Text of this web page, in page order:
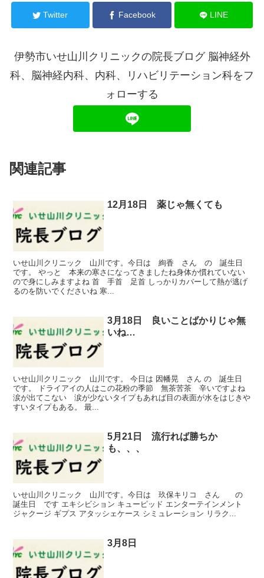
Twitter Facebook LINE
伊勢市いせ山川クリニックの院長ブログ 脳神経外
科、脳神経内科、内科、リハビリテーション科をフ
ォローする
関連記事
12月18日 薬じゃ無くても
いせ山川クリニック 山川です。今日は 絢香 さん の 誕生日
です。 やっと 本来の寒さになってきましたね身体か慣れていない
ので身にしみますよね 首 手首 足首 しっかりカバーして熱が逃げ
るのを防いでくださいね 寒...
3月18日 良いことばかりじゃ無
いね…
いせ山川クリニック 山川です。 今日は 因幡晃 さん の 誕生日
です。 ドライアイの人はこの花粉の季節 無茶苦茶 辛いですよね
涙が出てこない 涙が少ないタイプもあれば目の表面が水をはじきや
すいタイプもある。 最...
5月21日 流行れば勝ちか
も、、、
いせ山川クリニック 山川です。今日は 玖保キリコ さん の
誕生日 です エキシビション キューピッド エンターテインメント
ジャクージ ギプス アタッシェケース シミュレーション リラク...
3月8日